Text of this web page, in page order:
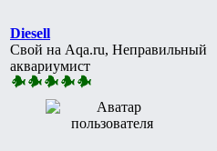
Diesell
Свой на Aqa.ru, Неправильный
аквариумист